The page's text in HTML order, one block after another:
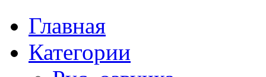
Главная
Категории